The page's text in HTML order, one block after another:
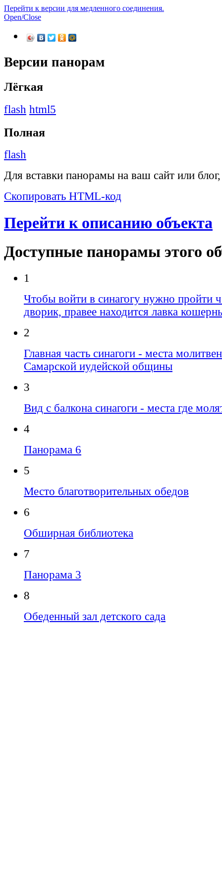
Перейти к версии для медленного соединения.
Open/Close
Версии панорам
Лёгкая
flash html5
Полная
flash
Для вставки панорамы на ваш сайт или
Скопировать HTML-код
Перейти к описанию объекта
Доступные панорамы этого
1
Чтобы войти в синагогу нужно пройти
дворик, правее находится лавка
2
Главная часть синагоги - места
Самарской иудейской общины
3
Вид с балкона синагоги - места где
4
Панорама 6
5
Место благотворительных обедов
6
Обширная библиотека
7
Панорама 3
8
Обеденный зал детского сада